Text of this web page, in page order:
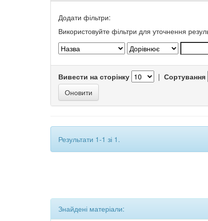
Додати фільтри:
Використовуйте фільтри для уточнення
Вивести на сторінку | Сортування
Результати 1-1 зі 1.
Знайдені матеріали: